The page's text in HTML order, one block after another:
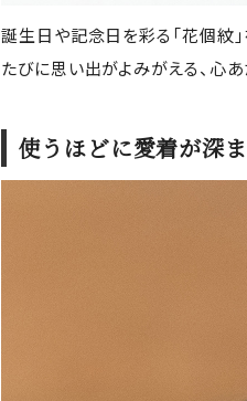
誕生日や記念日を彩る「花個紋
たびに思い出がよみがえる、心あ
使うほどに愛着が深